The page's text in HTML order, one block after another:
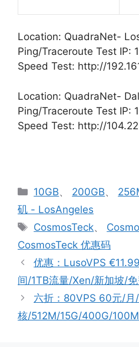
Location: QuadraNet-
Ping/Traceroute Test IP:
Speed Test: http://
Location: QuadraNet-
Ping/Traceroute Test IP:
Speed Test: http://
分
类
10GB、 200GB、
矶 - LosAngeles
标
签
CosmosTeck、
CosmosTeck 优惠码
优惠：LusoVPS
间/1TB流量/Xen/新加坡/
六折：80VPS 60元/月
核/512M/15G/400G/